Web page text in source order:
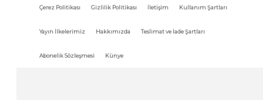
Çerez Politikası Gizlilik Politikası İletişim Kullanım Şartları
Yayın İlkelerimiz Hakkımızda Teslimat ve İade Şartları
Abonelik Sözleşmesi Künye